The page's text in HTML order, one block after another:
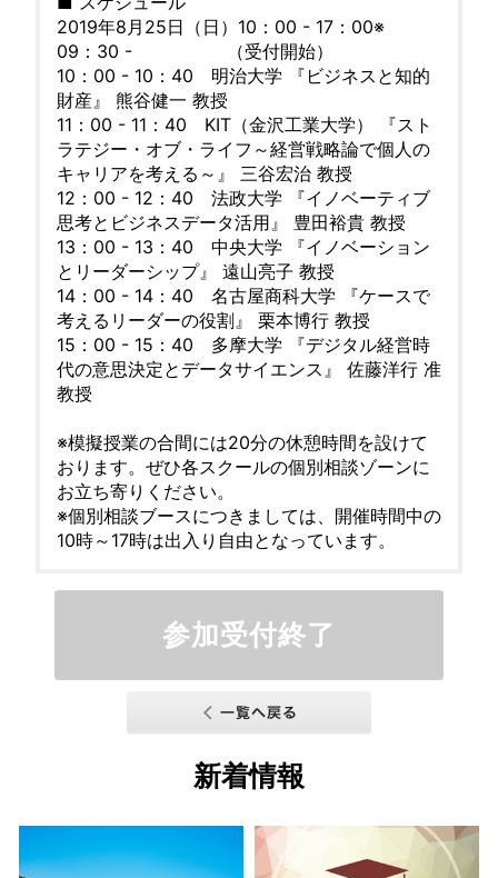
2019年8月25日（日）10：00 - 17：00※
09：30 - （受付開始）
10：00 - 10：40 明治大学 『ビジネスと知的
財産』 熊谷健一 教授
11：00 - 11：40 KIT（金沢工業大学） 『スト
ラテジー・オブ・ライフ～経営戦略論で個人の
キャリアを考える～』 三谷宏治 教授
12：00 - 12：40 法政大学 『イノベーティブ
思考とビジネスデータ活用』 豊田裕貴 教授
13：00 - 13：40 中央大学 『イノベーション
とリーダーシップ』 遠山亮子 教授
14：00 - 14：40 名古屋商科大学 『ケースで
考えるリーダーの役割』 栗本博行 教授
15：00 - 15：40 多摩大学 『デジタル経営時
代の意思決定とデータサイエンス』 佐藤洋行 准
教授
※模擬授業の合間には20分の休憩時間を設けて
おります。ぜひ各スクールの個別相談ゾーンに
お立ち寄りください。
※個別相談ブースにつきましては、開催時間中の
10時～17時は出入り自由となっています。
参加受付終了
新着情報